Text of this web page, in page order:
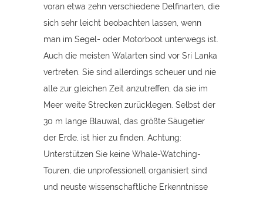
voran etwa zehn verschiedene Delfinarten, die
sich sehr leicht beobachten lassen, wenn
man im Segel- oder Motorboot unterwegs ist.
Auch die meisten Walarten sind vor Sri Lanka
vertreten. Sie sind allerdings scheuer und nie
alle zur gleichen Zeit anzutreffen, da sie im
Meer weite Strecken zurücklegen. Selbst der
30 m lange Blauwal, das größte Säugetier
der Erde, ist hier zu finden. Achtung:
Unterstützen Sie keine Whale-Watching-
Touren, die unprofessionell organisiert sind
und neuste wissenschaftliche Erkenntnisse